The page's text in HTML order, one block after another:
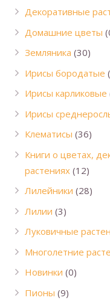
Декоративные
Домашние цветы
Земляника (30)
Ирисы бородатые
Ирисы карликовые
Ирисы
Клематисы (36)
Книги о цветах,
растениях (12)
Лилейники (28)
Лилии (3)
Луковичные
Многолетние
Новинки (0)
Пионы (9)